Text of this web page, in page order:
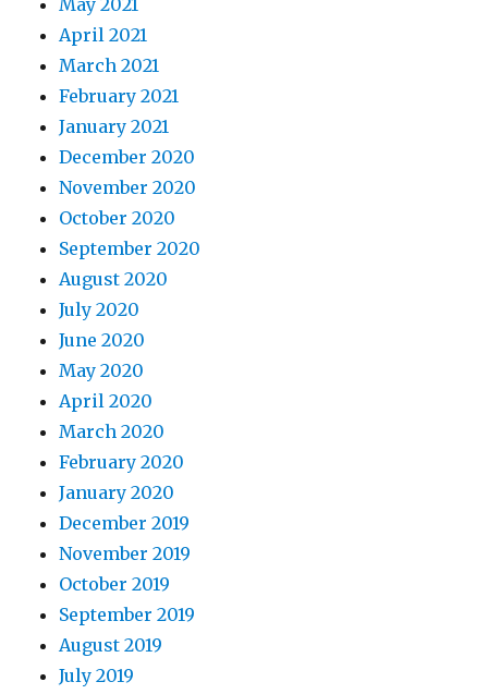
May 2021
April 2021
March 2021
February 2021
January 2021
December 2020
November 2020
October 2020
September 2020
August 2020
July 2020
June 2020
May 2020
April 2020
March 2020
February 2020
January 2020
December 2019
November 2019
October 2019
September 2019
August 2019
July 2019